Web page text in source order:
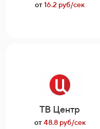
от16.2 руб/сек
ТВ Центр
от48.8 руб/сек